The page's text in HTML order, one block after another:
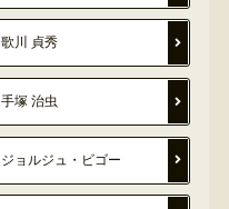
歌川 貞秀
手塚 治虫
ジョルジュ・ビゴー